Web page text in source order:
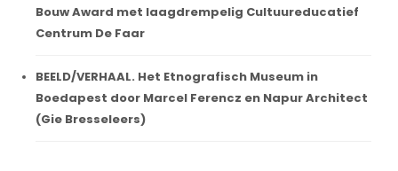
Bouw Award met laagdrempelig Cultuureducatief
Centrum De Faar
BEELD/VERHAAL. Het Etnografisch Museum in
Boedapest door Marcel Ferencz en Napur Architect
(Gie Bresseleers)